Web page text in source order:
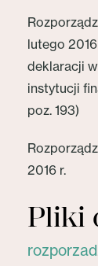
lutego
deklaracji
instytucji
poz. 193)
2016 r.
Pliki